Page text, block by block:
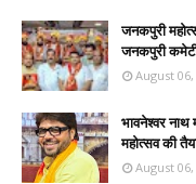
जनकपुरी
जनकपुरी
August 06,
भावनेश्वर नाथ
महोत्सव की
August 06,